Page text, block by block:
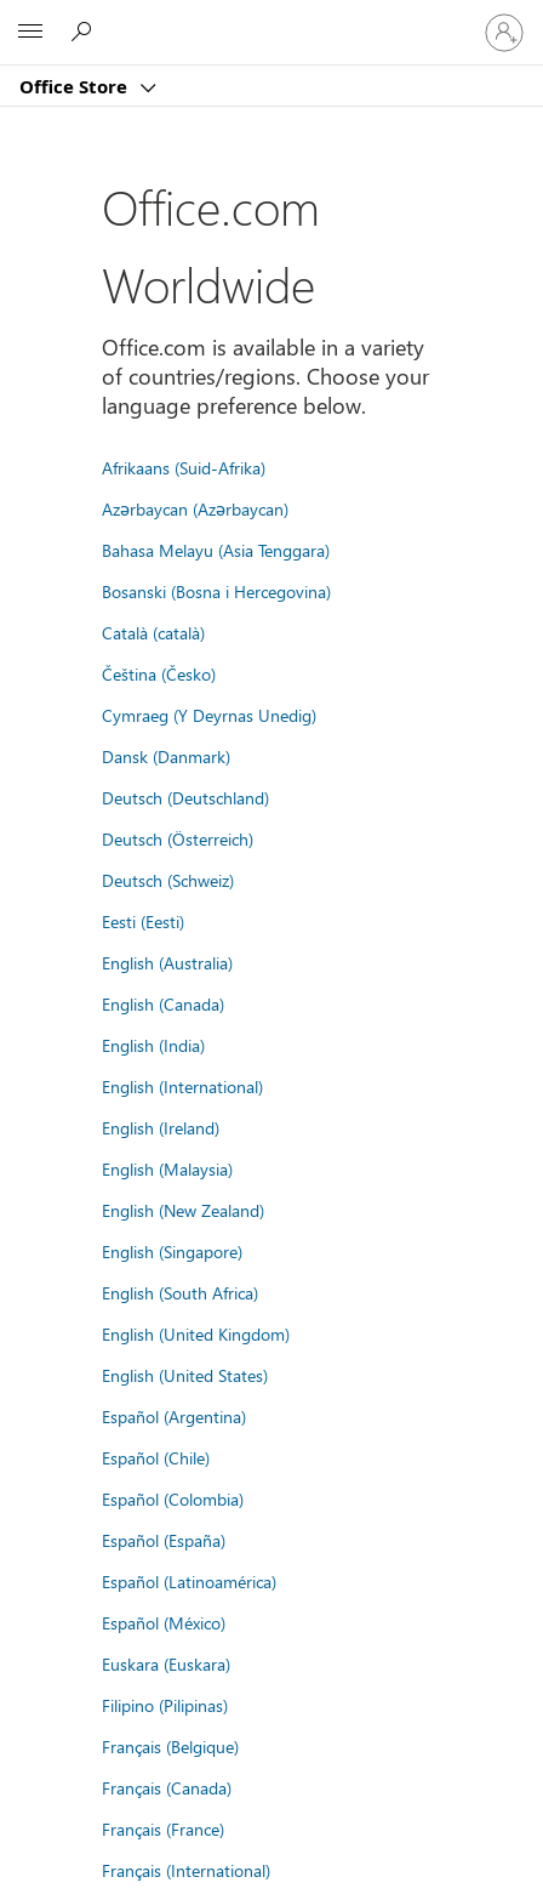
Office Store
Sign
in
to
account
Office.com
Worldwide
Office.com is available in a variety
of countries/regions. Choose your
language preference below.
Afrikaans (Suid-Afrika)
Azərbaycan (Azərbaycan)
Bahasa Melayu (Asia Tenggara)
Bosanski (Bosna i Hercegovina)
Català (català)
Čeština (Česko)
Cymraeg (Y Deyrnas Unedig)
Dansk (Danmark)
Deutsch (Deutschland)
Deutsch (Österreich)
Deutsch (Schweiz)
Eesti (Eesti)
English (Australia)
English (Canada)
English (India)
English (International)
English (Ireland)
English (Malaysia)
English (New Zealand)
English (Singapore)
English (South Africa)
English (United Kingdom)
English (United States)
Español (Argentina)
Español (Chile)
Español (Colombia)
Español (España)
Español (Latinoamérica)
Español (México)
Euskara (Euskara)
Filipino (Pilipinas)
Français (Belgique)
Français (Canada)
Français (France)
Français (International)